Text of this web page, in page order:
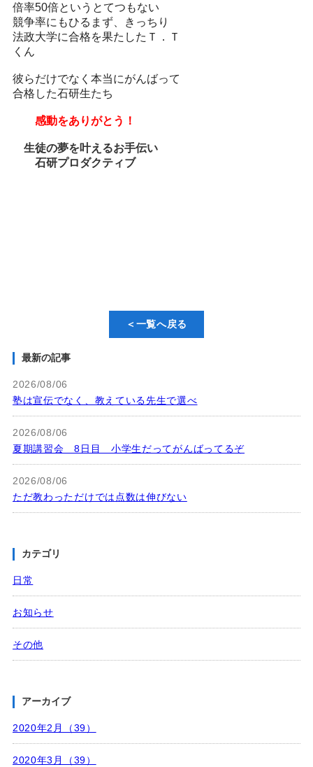
倍率50倍というとてつもない
競争率にもひるまず、きっちり
法政大学に合格を果たしたＴ．Ｔ
くん
彼らだけでなく本当にがんばって
合格した石研生たち
感動をありがとう！
生徒の夢を叶えるお手伝い
石研プロダクティブ
＜一覧へ戻る
最新の記事
2026/08/06
塾は宣伝でなく、教えている先生で選べ
2026/08/06
夏期講習会 8日目 小学生だってがんばってるぞ
2026/08/06
ただ教わっただけでは点数は伸びない
カテゴリ
日常
お知らせ
その他
アーカイブ
2020年2月（39）
2020年3月（39）